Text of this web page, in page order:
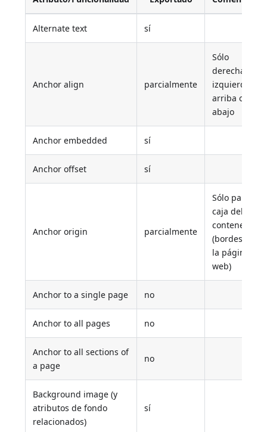
Alternate text sí
Anchor align parcialmente
Sólo
derecha,
izquierda,
arriba o
abajo
Anchor embedded sí
Anchor offset sí
Anchor origin parcialmente
Sólo para la
caja del
contenedor
(bordes de
la página
web)
Anchor to a single page no
Anchor to all pages no
Anchor to all sections of
a page
no
Background image (y
atributos de fondo
relacionados)
sí